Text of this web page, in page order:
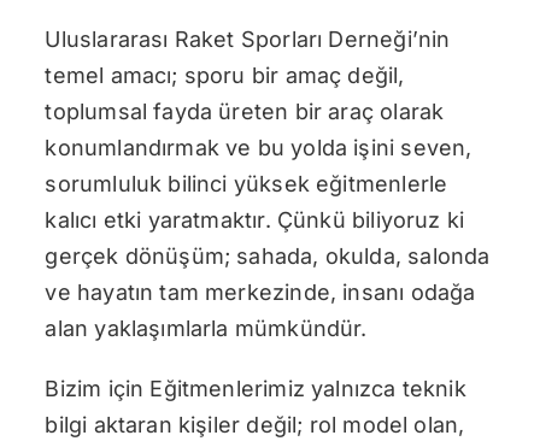
Uluslararası Raket Sporları Derneği’nin
temel amacı; sporu bir amaç değil,
toplumsal fayda üreten bir araç olarak
konumlandırmak ve bu yolda işini seven,
sorumluluk bilinci yüksek eğitmenlerle
kalıcı etki yaratmaktır. Çünkü biliyoruz ki
gerçek dönüşüm; sahada, okulda, salonda
ve hayatın tam merkezinde, insanı odağa
alan yaklaşımlarla mümkündür.
Bizim için Eğitmenlerimiz yalnızca teknik
bilgi aktaran kişiler değil; rol model olan,